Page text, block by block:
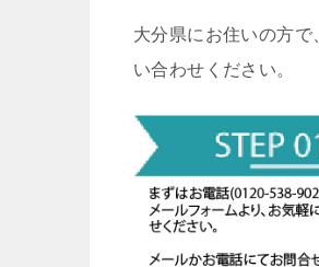
大分県にお住いの方
い合わせください。